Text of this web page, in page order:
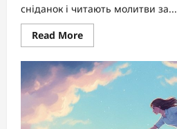
сніданок і читають молитви за...
Read MoreRead
more
Що
робити
на
другий
день
після
похорон